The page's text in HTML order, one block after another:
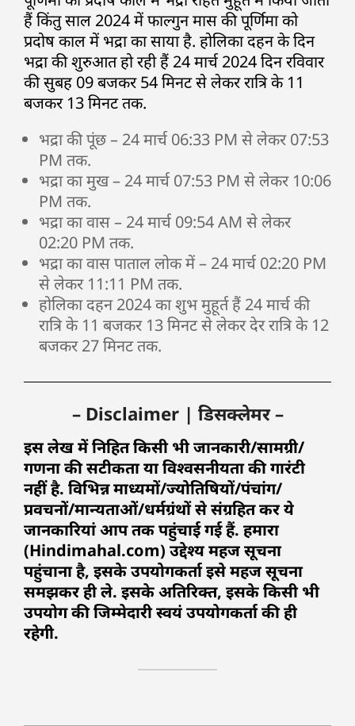
हैं किंतु साल 2024 में फाल्गुन मास की पूर्णिमा को
प्रदोष काल में भद्रा का साया है. होलिका दहन के दिन
भद्रा की शुरुआत हो रही हैं 24 मार्च 2024 दिन रविवार
की सुबह 09 बजकर 54 मिनट से लेकर रात्रि के 11
बजकर 13 मिनट तक.
भद्रा की पूंछ – 24 मार्च 06:33 PM से लेकर 07:53
PM तक.
भद्रा का मुख – 24 मार्च 07:53 PM से लेकर 10:06
PM तक.
भद्रा का वास – 24 मार्च 09:54 AM से लेकर
02:20 PM तक.
भद्रा का वास पाताल लोक में – 24 मार्च 02:20 PM
से लेकर 11:11 PM तक.
होलिका दहन 2024 का शुभ मुहूर्त हैं 24 मार्च की
रात्रि के 11 बजकर 13 मिनट से लेकर देर रात्रि के 12
बजकर 27 मिनट तक.
– Disclaimer | डिसक्लेमर –
इस लेख में निहित किसी भी जानकारी/सामग्री/
गणना की सटीकता या विश्वसनीयता की गारंटी
नहीं है. विभिन्न माध्यमों/ज्योतिषियों/पंचांग/
प्रवचनों/मान्यताओं/धर्मग्रंथों से संग्रहित कर ये
जानकारियां आप तक पहुंचाई गई हैं. हमारा
(Hindimahal.com) उद्देश्य महज सूचना
पहुंचाना है, इसके उपयोगकर्ता इसे महज सूचना
समझकर ही ले. इसके अतिरिक्त, इसके किसी भी
उपयोग की जिम्मेदारी स्वयं उपयोगकर्ता की ही
रहेगी.